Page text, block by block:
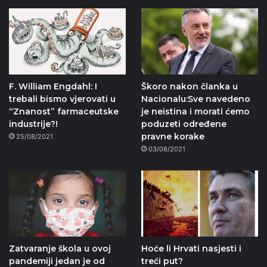
F. William Engdahl: I
trebali bismo vjerovati u
“Znanost” farmaceutske
industrije?!
25/08/2021
Škoro nakon članka u
Nacionalu:Sve navedeno
je neistina i morati ćemo
poduzeti određene
pravne korake
03/08/2021
Zatvaranje škola u ovoj
pandemiji jedan je od
Hoće li Hrvati nasjesti i
treći put?